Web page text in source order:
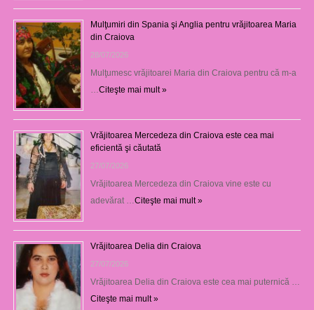
Mulţumiri din Spania şi Anglia pentru vrăjitoarea Maria
din Craiova
28/07/2026
Mulţumesc vrăjitoarei Maria din Craiova pentru că m-a
…Citeşte mai mult »
Vrăjitoarea Mercedeza din Craiova este cea mai
eficientă şi căutată
27/07/2026
Vrăjitoarea Mercedeza din Craiova vine este cu
adevărat …Citeşte mai mult »
Vrăjitoarea Delia din Craiova
27/07/2026
Vrăjitoarea Delia din Craiova este cea mai puternică …
Citeşte mai mult »